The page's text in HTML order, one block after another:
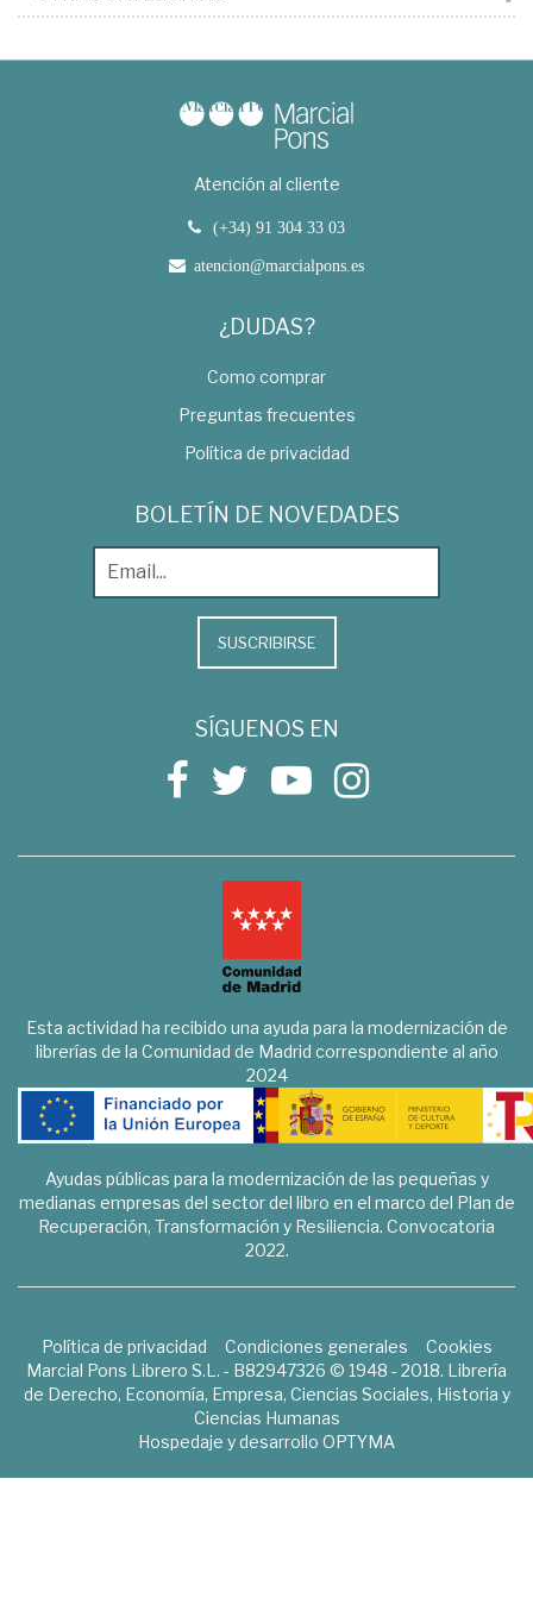
Atención al cliente
(+34) 91 304 33 03
atencion@marcialpons.es
¿DUDAS?
Como comprar
Preguntas frecuentes
Política de privacidad
BOLETÍN DE NOVEDADES
SUSCRIBIRSE
SÍGUENOS EN
Esta actividad ha recibido una ayuda para la modernización de
librerías de la Comunidad de Madrid correspondiente al año
2024
Ayudas públicas para la modernización de las pequeñas y
medianas empresas del sector del libro en el marco del Plan de
Recuperación, Transformación y Resiliencia. Convocatoria
2022.
Política de privacidad Condiciones generales
Cookies
Marcial Pons Librero S.L. - B82947326 © 1948 - 2018. Librería
de Derecho, Economía, Empresa, Ciencias Sociales, Historia y
Ciencias Humanas
Hospedaje y desarrollo OPTYMA